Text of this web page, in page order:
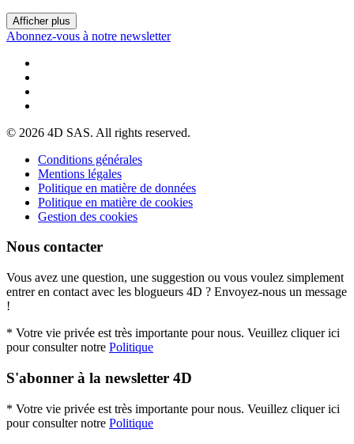
Afficher plus
Abonnez-vous à notre newsletter
© 2026 4D SAS. All rights reserved.
Conditions générales
Mentions légales
Politique en matière de données
Politique en matière de cookies
Gestion des cookies
Nous contacter
Vous avez une question, une suggestion ou vous voulez simplement
entrer en contact avec les blogueurs 4D ? Envoyez-nous un message
!
* Votre vie privée est très importante pour nous. Veuillez cliquer ici
pour consulter notre Politique
S'abonner à la newsletter 4D
* Votre vie privée est très importante pour nous. Veuillez cliquer ici
pour consulter notre Politique